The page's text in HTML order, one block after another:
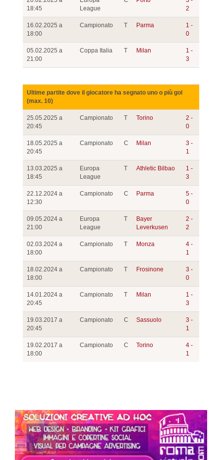
18:45
League
2
16.02.2025 a
18:00
Campionato T Parma
1 -
0
05.02.2025 a
21:00
Coppa Italia T Milan
1 -
3
Ultime partite dove il giocatore ha segnato uno o più gol
(max. 10)
25.05.2025 a
20:45
Campionato T Torino
2 -
0
18.05.2025 a
20:45
Campionato C Milan
3 -
1
13.03.2025 a
18:45
Europa
League
T Athletic Bilbao
1 -
3
22.12.2024 a
12:30
Campionato C Parma
5 -
0
09.05.2024 a
21:00
Europa
League
T
Bayer
Leverkusen
2 -
2
02.03.2024 a
18:00
Campionato T Monza
4 -
1
18.02.2024 a
18:00
Campionato T Frosinone
3 -
0
14.01.2024 a
20:45
Campionato T Milan
1 -
3
19.03.2017 a
20:45
Campionato C Sassuolo
3 -
1
19.02.2017 a
18:00
Campionato C Torino
4 -
1